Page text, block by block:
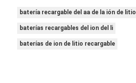
batería recargable del aa de la ión de litio
baterías recargables del ion del li
baterías de ion de litio recargable